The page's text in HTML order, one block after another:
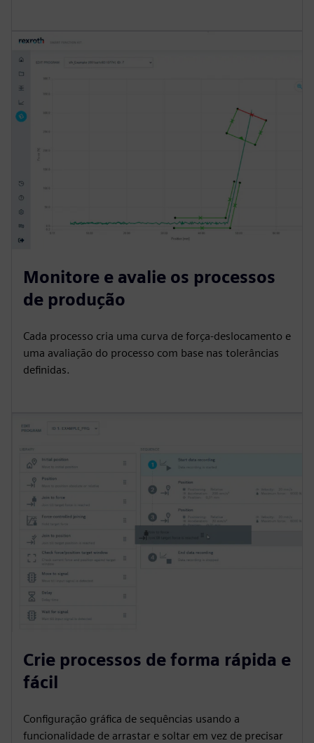
Monitore e avalie os processos
de produção
Cada processo cria uma curva de força-deslocamento e
uma avaliação do processo com base nas tolerâncias
definidas.
Crie processos de forma rápida e
fácil
Configuração gráfica de sequências usando a
funcionalidade de arrastar e soltar em vez de precisar